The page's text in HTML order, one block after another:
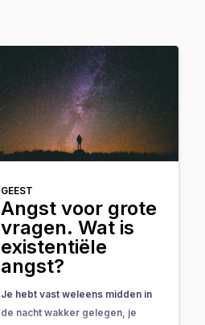
GEEST
Angst voor grote
vragen. Wat is
existentiële
angst?
Je hebt vast weleens midden in
de nacht wakker gelegen, je